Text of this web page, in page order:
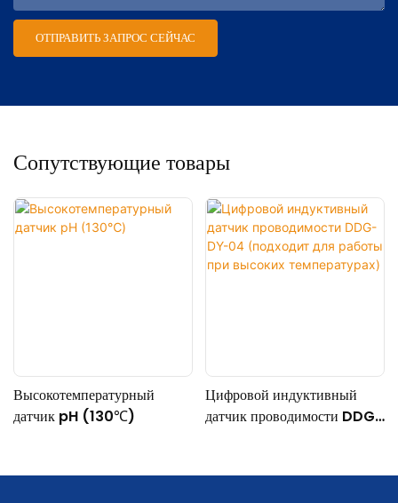
ОТПРАВИТЬ ЗАПРОС СЕЙЧАС
Сопутствующие товары
Высокотемпературный
датчик pH (130℃)
Цифровой индуктивный
датчик проводимости DDG-
температурах)